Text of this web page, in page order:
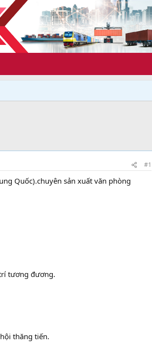
#1
Quốc).chuyên sản xuất văn phòng
tương đương.
thăng tiến.